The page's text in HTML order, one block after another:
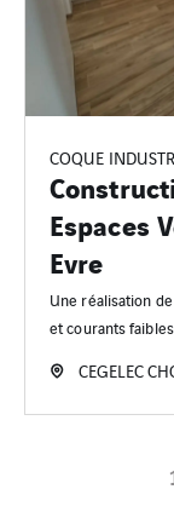
COQUE
Espaces
Evre
Une réalisation
et courants faibles
CEGELEC